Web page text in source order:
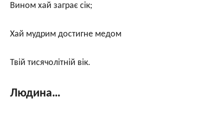
Вином хай заграє сік;
Хай мудрим достигне медом
Твій тисячолітній вік.
Людина…